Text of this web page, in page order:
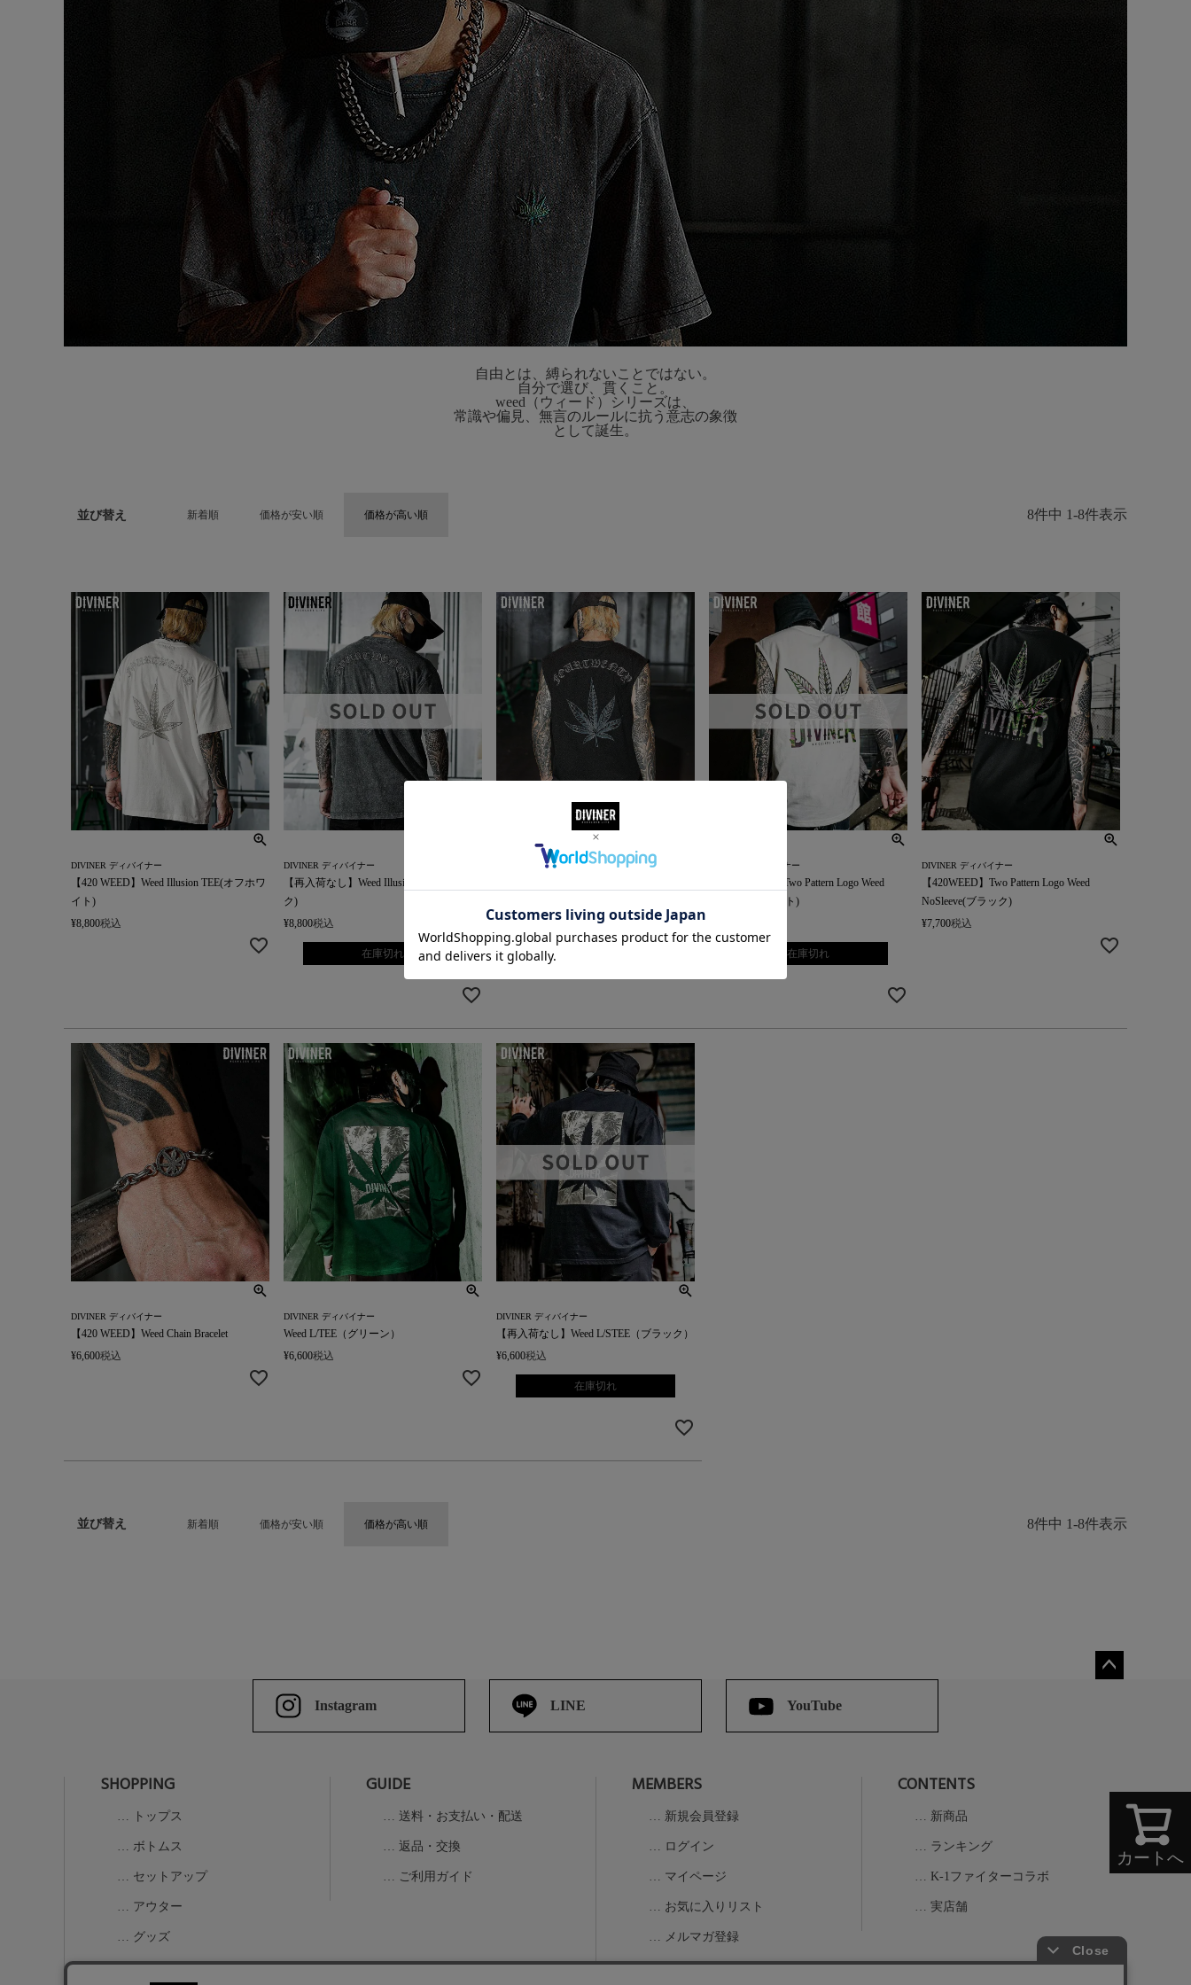
自由とは、縛られないことではない。
自分で選び、貫くこと。
weed（ウィード）シリーズは、
常識や偏見、無言のルールに抗う意志の象徴
として誕生。
並び替え 新着順 価格が安い順 価格が高い順 8件中 1-8件表示
DIVINER ディバイナー
【420 WEED】Weed Illusion TEE(オフホワ
イト)
¥8,800税込
DIVINER ディバイナー
【再入荷なし】Weed Illusion TEE(ブラッ
ク)
¥8,800税込
在庫切れ
DIVINER ディバイナー DIVINER ディバイナー
【再入荷なし】Two Pattern Logo Weed
NoSleeve(ホワイト)
在庫切れ
DIVINER ディバイナー
【420WEED】Two Pattern Logo Weed
NoSleeve(ブラック)
¥7,700税込
DIVINER ディバイナー
【420 WEED】Weed Chain Bracelet
¥6,600税込
DIVINER ディバイナー
Weed L/TEE（グリーン）
¥6,600税込
DIVINER ディバイナー
【再入荷なし】Weed L/STEE（ブラック）
¥6,600税込
在庫切れ
並び替え 新着順 価格が安い順 価格が高い順 8件中 1-8件表示
カートへ
Instagram LINE YouTube
SHOPPING
トップス
ボトムス
セットアップ
アウター
グッズ
K-1コラボアイテム
GUIDE
送料・お支払い・配送
返品・交換
ご利用ガイド
MEMBERS
新規会員登録
ログイン
マイページ
お気に入りリスト
メルマガ登録
CONTENTS
新商品
ランキング
K-1ファイターコラボ
実店舗